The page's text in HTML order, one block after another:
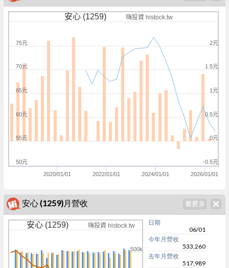
安心 (1259) 嗨投資 histock.tw
2020/01/01 2022/01/01 2024/01/01 2026/01/01
-0.5元
0元
0.5元
1元
1.5元
2元
50元
55元
60元
65元
70元
75元
安心 (1259)月營收
安心 (1259) 嗨投資 histock.tw
500k
日期
06/01
今年月營收
533,260
去年月營收
517,989